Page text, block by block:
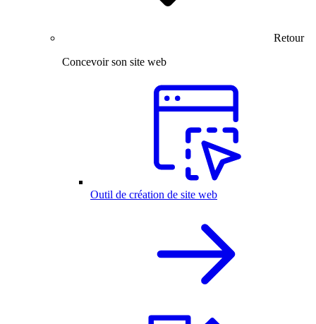
Retour
Concevoir son site web
Outil de création de site web